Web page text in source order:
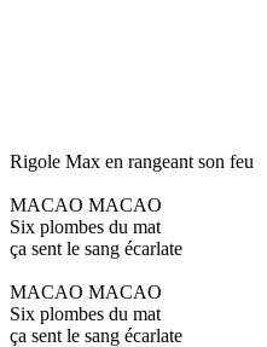
Rigole Max en rangeant son feu
MACAO MACAO
Six plombes du mat
ça sent le sang écarlate
MACAO MACAO
Six plombes du mat
ça sent le sang écarlate